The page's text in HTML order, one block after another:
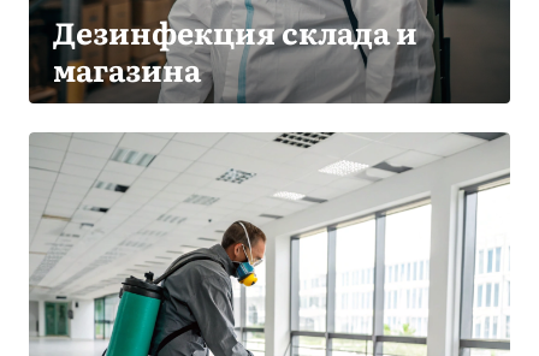
Дезинфекция склада и
магазина